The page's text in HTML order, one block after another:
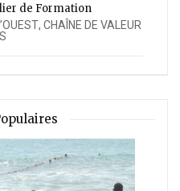
de Formation
, CHAÎNE DE VALEUR